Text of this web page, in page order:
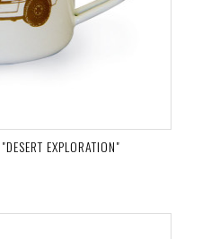
EXPLORATION"